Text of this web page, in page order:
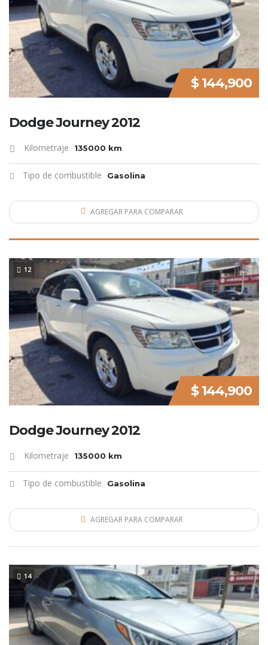
$ 144,900
Dodge Journey 2012
Kilometraje 135000 km
Tipo de combustible Gasolina
AGREGAR PARA COMPARAR
12 L
O
M
Á
S
N
U
E
V
O
$ 144,900
Dodge Journey 2012
Kilometraje 135000 km
Tipo de combustible Gasolina
AGREGAR PARA COMPARAR
14 L
O
M
Á
S
N
U
E
V
O